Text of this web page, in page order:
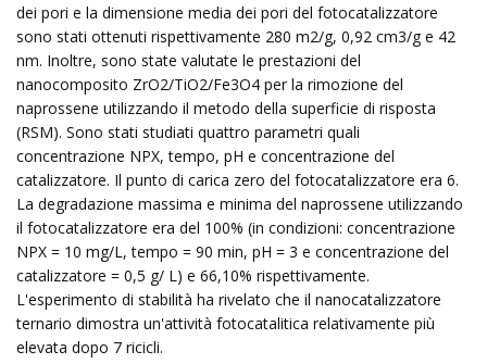
dei pori e la dimensione media dei pori del fotocatalizzatore
sono stati ottenuti rispettivamente 280 m2/g, 0,92 cm3/g e 42
nm. Inoltre, sono state valutate le prestazioni del
nanocomposito ZrO2/TiO2/Fe3O4 per la rimozione del
naprossene utilizzando il metodo della superficie di risposta
(RSM). Sono stati studiati quattro parametri quali
concentrazione NPX, tempo, pH e concentrazione del
catalizzatore. Il punto di carica zero del fotocatalizzatore era 6.
La degradazione massima e minima del naprossene utilizzando
il fotocatalizzatore era del 100% (in condizioni: concentrazione
NPX = 10 mg/L, tempo = 90 min, pH = 3 e concentrazione del
catalizzatore = 0,5 g/ L) e 66,10% rispettivamente.
L'esperimento di stabilità ha rivelato che il nanocatalizzatore
ternario dimostra un'attività fotocatalitica relativamente più
elevata dopo 7 ricicli.